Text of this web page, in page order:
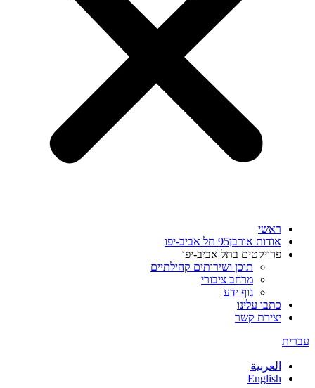
ראשי
אודות אורבן95 תל אביב-יפו
פרויקטים בתל אביב-יפו
תוכן ושירותים קהילתיים
מרחב ציבורי
גוף ידע
כתבו עלינו
יצירת קשר
עברית
العربية
English